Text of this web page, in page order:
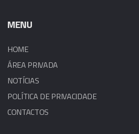
MENU
HOME
ÁREA PRIVADA
NOTÍCIAS
POLÍTICA DE PRIVACIDADE
CONTACTOS